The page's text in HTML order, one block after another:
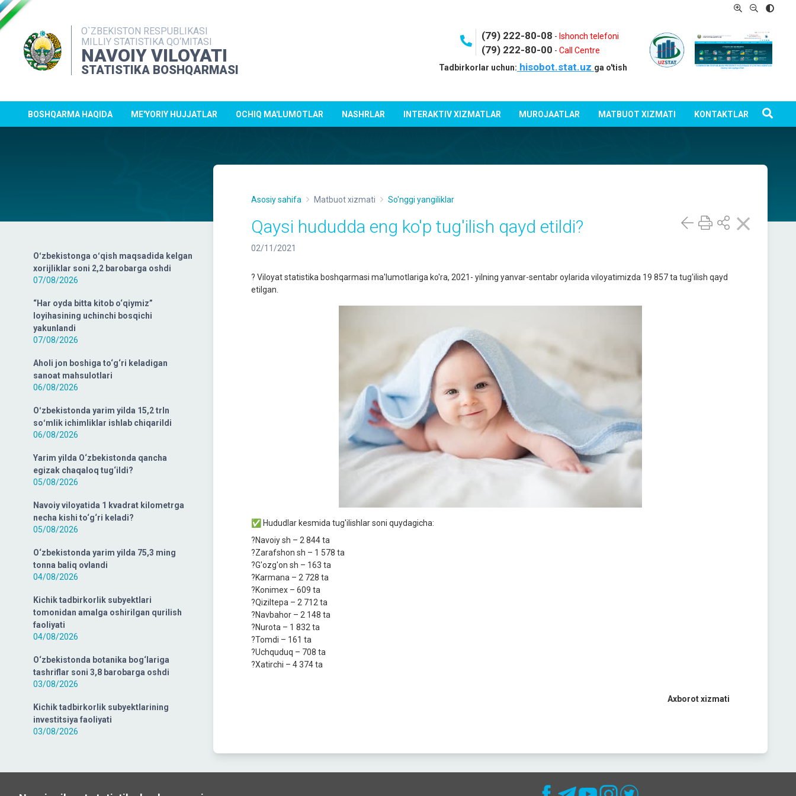
O`ZBEKISTON RESPUBLIKASI
MILLIY STATISTIKA QO‘MITASI
NAVOIY VILOYATI
STATISTIKA BOSHQARMASI
(79) 222-80-08 - Ishonch telefoni
(79) 222-80-00 -Call Centre
Tadbirkorlar uchun: hisobot.stat.uz ga o'tish
BOSHQARMA HAQIDA ME'YORIY HUJJATLAR OCHIQ MA'LUMOTLAR NASHRLAR INTERAKTIV XIZMATLAR MUROJAATLAR MATBUOT XIZMATI KONTAKTLAR
Oʻzbekistonga oʻqish maqsadida kelgan
xorijliklar soni 2,2 barobarga oshdi
07/08/2026
“Har oyda bitta kitob o‘qiymiz”
loyihasining uchinchi bosqichi
yakunlandi
07/08/2026
Aholi jon boshiga to‘g‘ri keladigan
sanoat mahsulotlari
06/08/2026
Oʻzbekistonda yarim yilda 15,2 trln
soʻmlik ichimliklar ishlab chiqarildi
06/08/2026
Yarim yilda O‘zbekistonda qancha
egizak chaqaloq tug‘ildi?
05/08/2026
Navoiy viloyatida 1 kvadrat kilometrga
necha kishi to‘g‘ri keladi?
05/08/2026
O‘zbekistonda yarim yilda 75,3 ming
tonna baliq ovlandi
04/08/2026
Kichik tadbirkorlik subyektlari
tomonidan amalga oshirilgan qurilish
faoliyati
04/08/2026
O‘zbekistonda botanika bog‘lariga
tashriflar soni 3,8 barobarga oshdi
03/08/2026
Kichik tadbirkorlik subyektlarining
investitsiya faoliyati
03/08/2026
Asosiy sahifa Matbuot xizmati So'nggi yangiliklar
Qaysi hududda eng ko'p tug'ilish qayd etildi?
02/11/2021
? Viloyat statistika boshqarmasi ma'lumotlariga ko'ra, 2021- yilning yanvar-sentabr oylarida viloyatimizda 19 857 ta tug'ilish qayd
etilgan.
✅ Hududlar kesmida tug'ilishlar soni quydagicha:
?Navoiy sh – 2 844 tа
?Zarafshon sh – 1 578 tа
?G'ozg'on sh – 163 tа
?Karmana – 2 728 tа
?Konimex – 609 tа
?Qiziltepa – 2 712 tа
?Navbahor – 2 148 tа
?Nurota – 1 832 tа
?Tomdi – 161 tа
?Uchquduq – 708 tа
?Xatirchi – 4 374 tа
Axborot xizmati